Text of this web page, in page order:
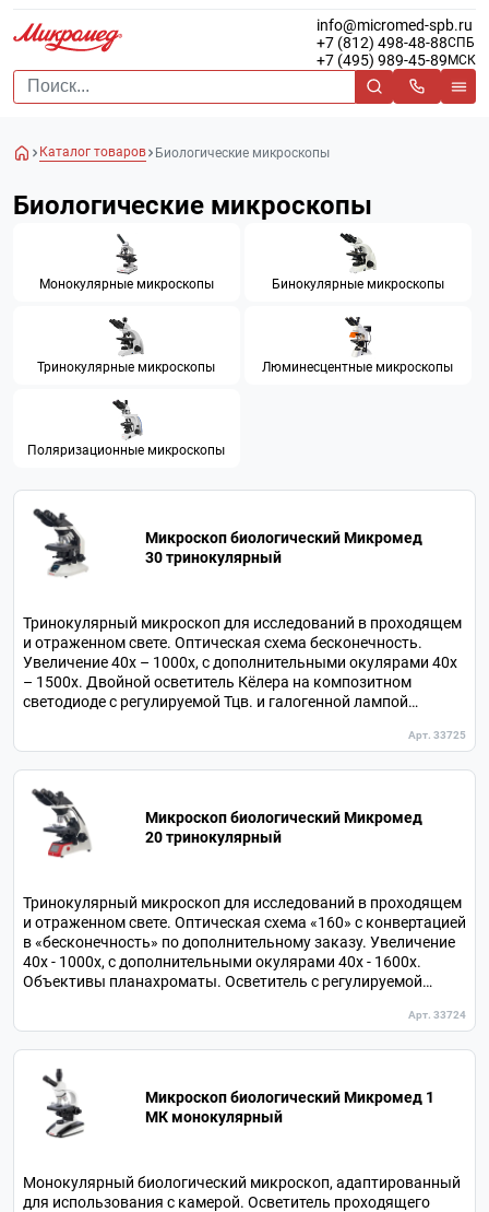
info@micromed-spb.ru
+7 (812) 498-48-88СПБ
+7 (495) 989-45-89 МСК
Каталог товаров Биологические микроскопы
Биологические микроскопы
Монокулярные микроскопы Бинокулярные микроскопы
Тринокулярные микроскопы Люминесцентные микроскопы
Поляризационные микроскопы
Микроскоп биологический Микромед
30 тринокулярный
Тринокулярный микроскоп для исследований в проходящем
и отраженном свете. Оптическая схема бесконечность.
Увеличение 40х – 1000х, с дополнительными окулярами 40х
– 1500х. Двойной осветитель Кёлера на композитном
светодиоде с регулируемой Тцв. и галогенной лампой
отраженного света. Предметный столик с электроннымАрт. 33725
Микроскоп биологический Микромед
20 тринокулярный
Тринокулярный микроскоп для исследований в проходящем
и отраженном свете. Оптическая схема «160» с конвертацией
в «бесконечность» по дополнительному заказу. Увеличение
40х - 1000х, с дополнительными окулярами 40х - 1600х.
Объективы планахроматы. Осветитель с регулируемой
памяти установок. Осветитель косого отраженного света.
Арт. 33724
Микроскоп биологический Микромед 1
МК монокулярный
Монокулярный биологический микроскоп, адаптированный
для использования с камерой. Осветитель проходящего